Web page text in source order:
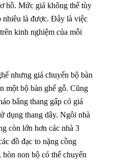
hồ. Mức giá không thể tùy
nhiêu là được. Đây là việc
kinh nghiệm của mỗi
nhưng giá chuyển bộ bàn
một bộ bàn ghế gỗ. Cũng
bằng thang gấp có giá
dụng thang dây. Ngôi nhà
còn lớn hơn các nhà 3
đồ đạc to nặng cồng
non bộ có thể chuyển